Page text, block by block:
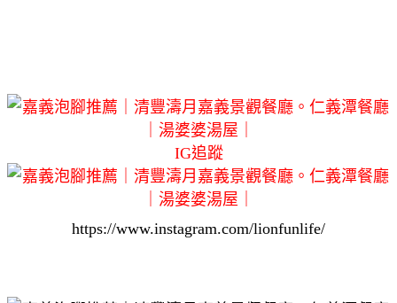
IG追蹤
https://www.instagram.com/lionfunlife/